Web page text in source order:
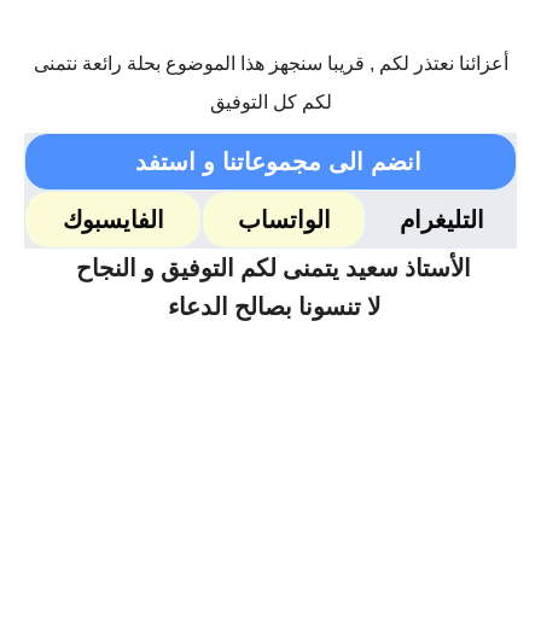
أعزائنا نعتذر لكم , قريبا سنجهز هذا الموضوع بحلة رائعة نتمنى
لكم كل التوفيق
انضم الى مجموعاتنا و استفد
التليغرام الواتساب
الفايسبوك
الأستاذ سعيد يتمنى لكم التوفيق و النجاح
لا تنسونا بصالح الدعاء